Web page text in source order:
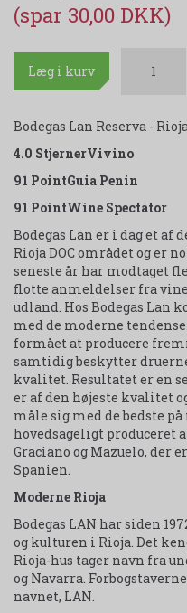
(spar 30,00 DKK)
Læg i kurv
Bodegas Lan Reserva -
4.0 StjernerVivino
91 PointGuia Penin
91 PointWine Spectator
Bodegas Lan er i dag et
Rioja DOC området og er
seneste år har modtaget
flotte anmeldelser fra
udland. Hos Bodegas Lan
med de moderne
formået at producere
samtidig beskytter
kvalitet. Resultatet er en
er af den højeste kvalitet
måle sig med de bedste
hovedsageligt
Graciano og Mazuelo, der
Spanien.
Moderne Rioja
Bodegas LAN har siden
og kulturen i Rioja. Det
Rioja-hus tager navn fra
og Navarra.
navnet, LAN.